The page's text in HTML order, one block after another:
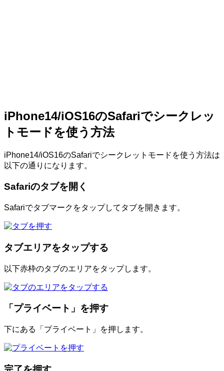
iPhone14/iOS16のSafariでシークレッ
トモードを使う方法
iPhone14/iOS16のSafariでシークレットモードを使う方法は
以下の通りになります。
Safariのタブを開く
Safariでタブマークをタップしてタブを開きます。
タブエリアをタップする
以下赤枠のタブのエリアをタップします。
「プライベート」を押す
下にある「プライベート」を押します。